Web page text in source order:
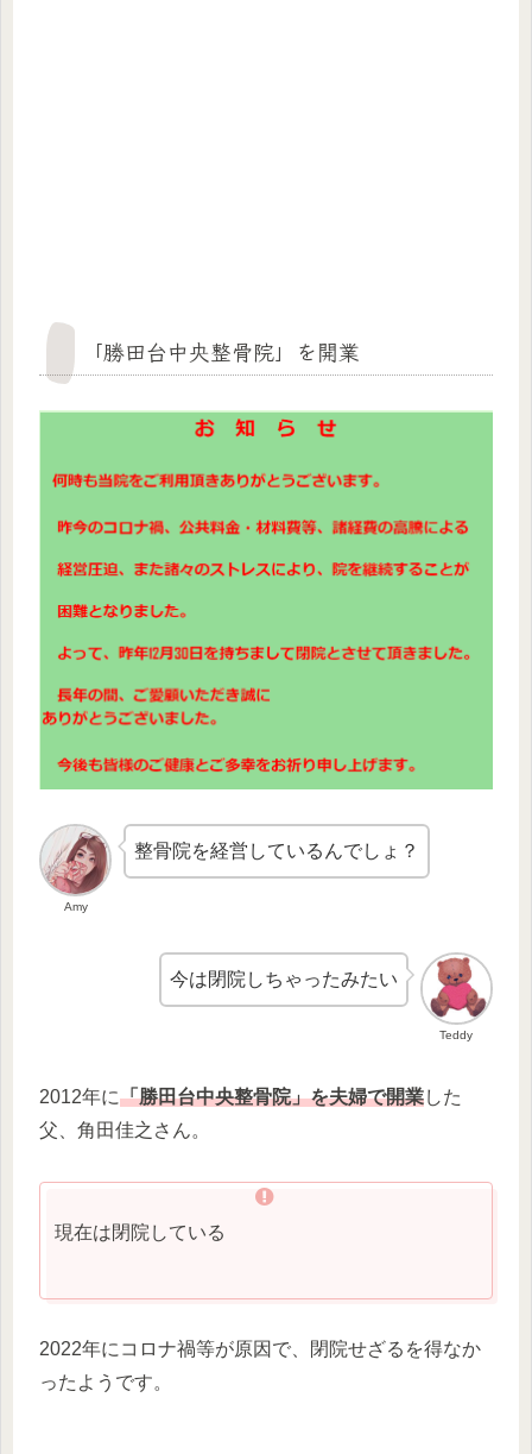
「勝田台中央整骨院」を開業
Amy
整骨院を経営しているんでしょ？
Teddy
今は閉院しちゃったみたい
2012年に「勝田台中央整骨院」を夫婦で開業した
父、角田佳之さん。
現在は閉院している
2022年にコロナ禍等が原因で、閉院せざるを得なか
ったようです。